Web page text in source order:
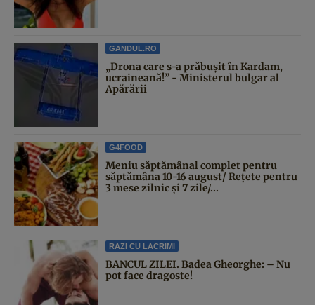
GANDUL.RO
„Drona care s-a prăbușit în Kardam,
ucraineană!” - Ministerul bulgar al
Apărării
G4FOOD
Meniu săptămânal complet pentru
săptămâna 10-16 august/ Rețete pentru
3 mese zilnic și 7 zile/...
RAZI CU LACRIMI
BANCUL ZILEI. Badea Gheorghe: – Nu
pot face dragoste!